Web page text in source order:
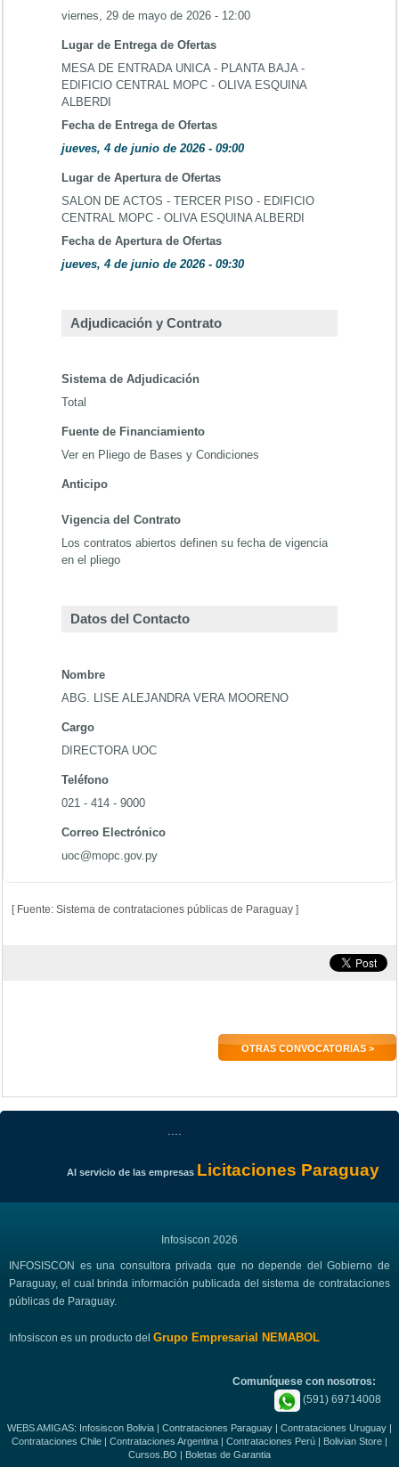
viernes, 29 de mayo de 2026 - 12:00
Lugar de Entrega de Ofertas
MESA DE ENTRADA UNICA - PLANTA BAJA -
EDIFICIO CENTRAL MOPC - OLIVA ESQUINA
ALBERDI
Fecha de Entrega de Ofertas
jueves, 4 de junio de 2026 - 09:00
Lugar de Apertura de Ofertas
SALON DE ACTOS - TERCER PISO - EDIFICIO
CENTRAL MOPC - OLIVA ESQUINA ALBERDI
Fecha de Apertura de Ofertas
jueves, 4 de junio de 2026 - 09:30
Adjudicación y Contrato
Sistema de Adjudicación
Total
Fuente de Financiamiento
Ver en Pliego de Bases y Condiciones
Anticipo
Vigencia del Contrato
Los contratos abiertos definen su fecha de vigencia
en el pliego
Datos del Contacto
Nombre
ABG. LISE ALEJANDRA VERA MOORENO
Cargo
DIRECTORA UOC
Teléfono
021 - 414 - 9000
Correo Electrónico
uoc@mopc.gov.py
[ Fuente: Sistema de contrataciones públicas de Paraguay ]
OTRAS CONVOCATORIAS >
Al servicio de las empresas Licitaciones Paraguay
Infosiscon 2026
INFOSISCON es una consultora privada que no depende del Gobierno de
Paraguay, el cual brinda información publicada del sistema de contrataciones
públicas de Paraguay.
Infosiscon es un producto del Grupo Empresarial NEMABOL
Comuníquese con nosotros:
(591) 69714008
WEBS AMIGAS: Infosiscon Bolivia | Contrataciones Paraguay | Contrataciones Uruguay |
Contrataciones Chile | Contrataciones Argentina | Contrataciones Perú | Bolivian Store |
Cursos.BO | Boletas de Garantia